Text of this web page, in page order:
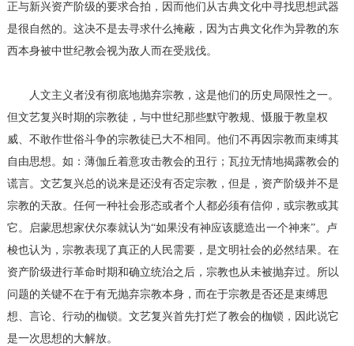
正与新兴资产阶级的要求合拍，因而他们从古典文化中寻找思想武器
是很自然的。这决不是去寻求什么掩蔽，因为古典文化作为异教的东
西本身被中世纪教会视为敌人而在受戕伐。
人文主义者没有彻底地抛弃宗教，这是他们的历史局限性之一。
但文艺复兴时期的宗教徒，与中世纪那些默守教规、慑服于教皇权
威、不敢作世俗斗争的宗教徒已大不相同。他们不再因宗教而束缚其
自由思想。如：薄伽丘着意攻击教会的丑行；瓦拉无情地揭露教会的
谎言。文艺复兴总的说来是还没有否定宗教，但是，资产阶级并不是
宗教的天敌。任何一种社会形态或者个人都必须有信仰，或宗教或其
它。启蒙思想家伏尔泰就认为“如果没有神应该臆造出一个神来”。卢
梭也认为，宗教表现了真正的人民需要，是文明社会的必然结果。在
资产阶级进行革命时期和确立统治之后，宗教也从未被抛弃过。所以
问题的关键不在于有无抛弃宗教本身，而在于宗教是否还是束缚思
想、言论、行动的枷锁。文艺复兴首先打烂了教会的枷锁，因此说它
是一次思想的大解放。